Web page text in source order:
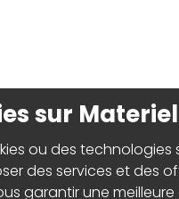
sur
ou des technologies
des services et des
garantir une